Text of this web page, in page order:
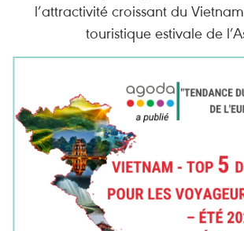
l’attractivité croissant du
touristique estivale de